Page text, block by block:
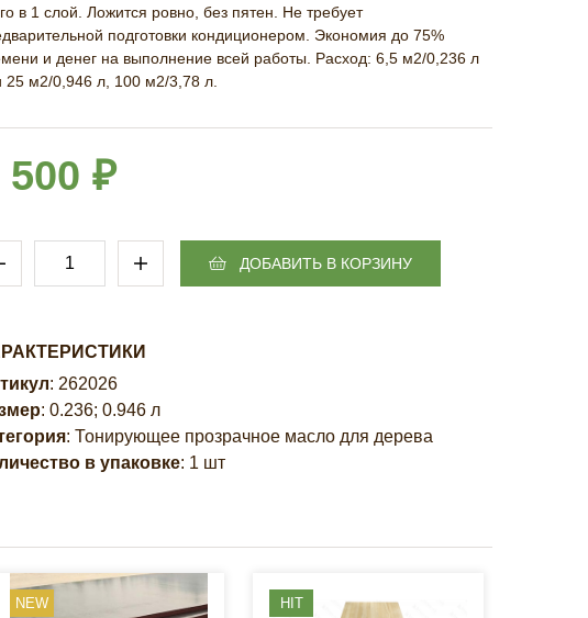
в 1 слой. Ложится ровно, без пятен. Не требует
подготовки кондиционером. Экономия до 75%
и денег на выполнение всей работы. Расход: 6,5 м2/0,236 л
25 м2/0,946 л, 100 м2/3,78 л.
500 ₽
ДОБАВИТЬ В КОРЗИНУ
: 262026
: 0.236; 0.946 л
: Тонирующее прозрачное масло для дерева
в упаковке: 1 шт
NEW
HIT